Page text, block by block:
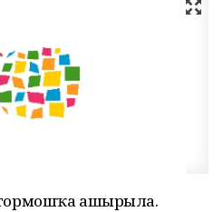
тормошҡа ашырыла.